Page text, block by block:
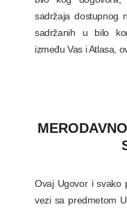
sadržaja dostupnog
sadržanih u bilo
između Vas i Atlasa,
Ovaj Ugovor i svako
vezi sa predmetom